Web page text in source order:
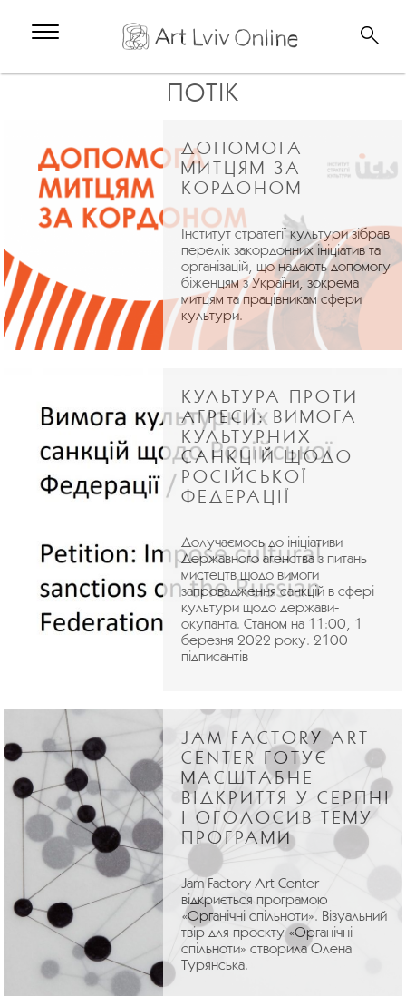
ПОТІК
ДОПОМОГА
МИТЦЯМ ЗА
КОРДОНОМ
Інститут стратегії культури зібрав
перелік закордонних ініціатив та
організацій, що надають допомогу
біженцям з України, зокрема
митцям та працівникам сфери
культури.
КУЛЬТУРА ПРОТИ
АГРЕСІЇ: ВИМОГА
КУЛЬТУРНИХ
САНКЦІЙ ЩОДО
РОСІЙСЬКОЇ
ФЕДЕРАЦІЇ
Долучаємось до ініціативи
Державного агенства з питань
мистецтв щодо вимоги
запровадження санкцій в сфері
культури щодо держави-
окупанта. Станом на 11:00, 1
березня 2022 року: 2100
підписантів
JAM FACTORY ART
CENTER ГОТУЄ
МАСШТАБНЕ
ВІДКРИТТЯ У СЕРПНІ
І ОГОЛОСИВ ТЕМУ
ПРОГРАМИ
Jam Factory Art Center
відкриється програмою
«Органічні спільноти». Візуальний
твір для проєкту «Органічні
спільноти» створила Олена
Турянська.